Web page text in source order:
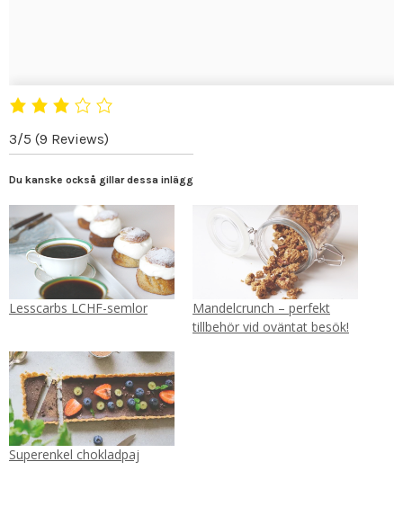
3/5 (9 Reviews)
Du kanske också gillar dessa inlägg
Lesscarbs LCHF-semlor
Mandelcrunch – perfekt
tillbehör vid oväntat besök!
Superenkel chokladpaj